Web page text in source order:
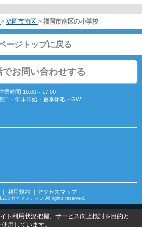
> 福岡市南区 > 福岡市南区の小学校
ージトップに戻る
でお問い合わせする
業時間:10:00～17:00
日・年末年始・夏季休暇・GW
｜ 利用規約｜ アクセスマップ
式会社ネクステップ All rights reserved.
ト利用状況把握、サービス向上検討を目的と
用しています。